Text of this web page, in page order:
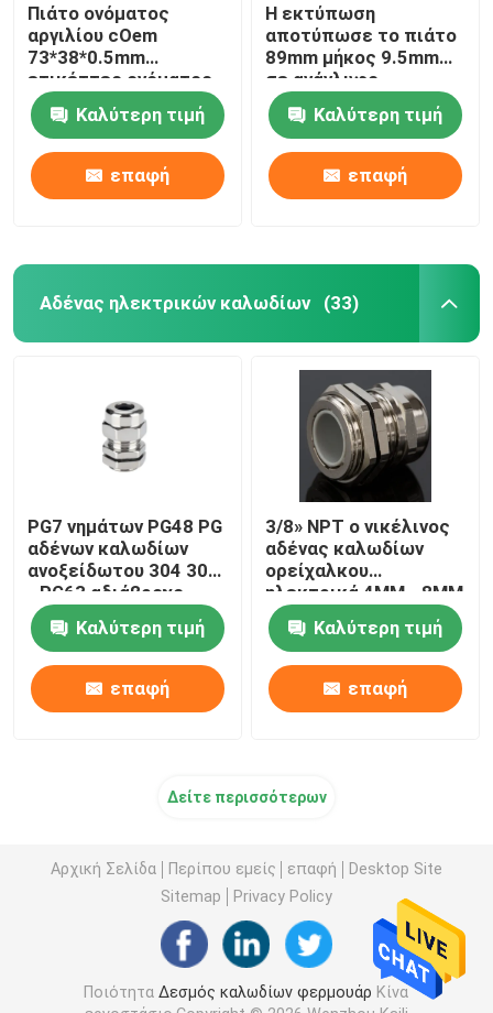
Πιάτο ονόματος
αργιλίου cOem
73*38*0.5mm
ετικέττες ονόματος
χρώματος
προσδιορισμού για
τον εξοπλισμό
Καλύτερη τιμή
επαφή
Η εκτύπωση
αποτύπωσε το πιάτο
89mm μήκος 9.5mm
σε ανάγλυφο
ετικεττών καλωδίων
304 SS πλάτος
Καλύτερη τιμή
επαφή
Αδένας ηλεκτρικών καλωδίων (33)
PG7 νημάτων PG48 PG
αδένων καλωδίων
ανοξείδωτου 304 306
- PG63 αδιάβροχο
Καλύτερη τιμή
επαφή
3/8» NPT ο νικέλινος
αδένας καλωδίων
ορείχαλκου
ηλεκτρικά 4MM - 8MM
στεγανοποιεί
Καλύτερη τιμή
επαφή
Δείτε περισσότερων
Αρχική Σελίδα Περίπου εμείς επαφή
Desktop Site
Sitemap
Privacy Policy
ΠοιότηταΔεσμός καλωδίων φερμουάρ Κίνα